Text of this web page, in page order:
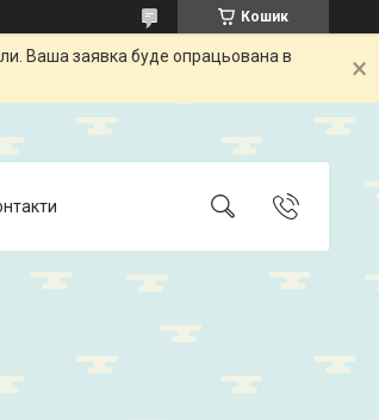
Кошик
Ваша заявка буде опрацьована в